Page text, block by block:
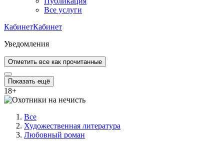
Все услуги
КабинетКабинет
Уведомления
Отметить все как прочитанные
Показать ещё
18+
Все
Художественная литература
Любовный роман